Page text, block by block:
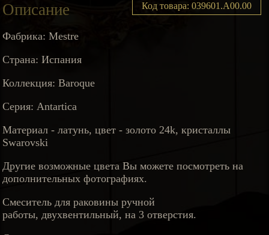
Описание Код товара: 039601.A00.00
Фабрика: Mestre
Страна: Испания
Коллекция: Baroque
Серия: Antartica
Материал - латунь, цвет - золото 24k, кристаллы
Swarovski
Другие возможные цвета Вы можете посмотреть на
дополнительных фотографиях.
Смеситель для раковины ручной
работы, двухвентильный, на 3 отверстия.